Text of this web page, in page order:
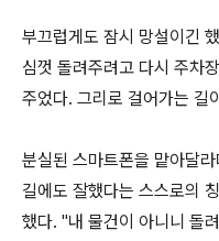
부끄럽게도 잠시 망설이긴
심껏 돌려주려고 다시 주차
주었다. 그리로 걸어가는 길
분실된 스마트폰을 맡아달
길에도 잘했다는 스스로의
했다. "내 물건이 아니니 돌